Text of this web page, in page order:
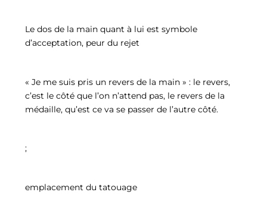
Le dos de la main quant à lui est symbole
d’acceptation, peur du rejet
« Je me suis pris un revers de la main » : le revers,
c’est le côté que l’on n’attend pas, le revers de la
médaille, qu’est ce va se passer de l’autre côté.
;
emplacement du tatouage